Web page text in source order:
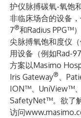
护仪脉搏碳氧-氧饱
非临床场合的设备
7®和Radius PPG™
尖脉搏氧饱和度仪
用设备（例如Rad-97
方案以Masimo
Iris Gateway® 、
ION™、UniView™
SafetyNet™。欲了
访问